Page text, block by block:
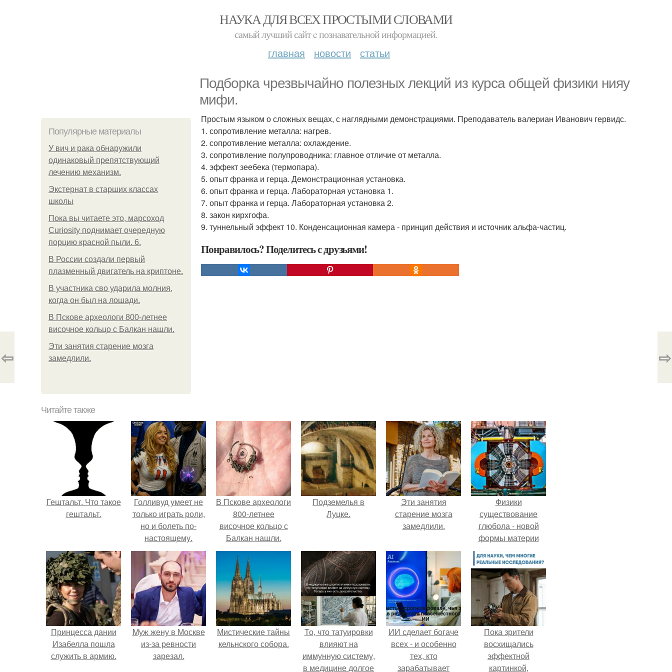
НАУКА ДЛЯ ВСЕХ ПРОСТЫМИ СЛОВАМИ
самый лучший сайт c познавательной информацией.
главная новости статьи
Подборка чрезвычайно полезных лекций из курса общей физики нияу
мифи.
Популярные материалы
У вич и рака обнаружили
одинаковый препятствующий
лечению механизм.
Экстернат в старших классах
школы
Пока вы читаете это, марсоход
Curiosity поднимает очередную
порцию красной пыли. 6.
В России создали первый
плазменный двигатель на криптоне.
В участника сво ударила молния,
когда он был на лошади.
В Пскове археологи 800-летнее
височное кольцо с Балкан нашли.
Эти занятия старение мозга
замедлили.
Простым языком о сложных вещах, с наглядными демонстрациями. Преподаватель валериан Иванович гервидс.
1. сопротивление металла: нагрев.
2. сопротивление металла: охлаждение.
3. сопротивление полупроводника: главное отличие от металла.
4. эффект зеебека (термопара).
5. опыт франка и герца. Демонстрационная установка.
6. опыт франка и герца. Лабораторная установка 1.
7. опыт франка и герца. Лабораторная установка 2.
8. закон кирхгофа.
9. туннельный эффект 10. Конденсационная камера - принцип действия и источник альфа-частиц.
Понравилось? Поделитесь с друзьями!
⇦ ⇨
Читайте также
Гештальт. Что такое
гештальт.
Голливуд умеет не
только играть роли,
но и болеть по-
настоящему.
В Пскове археологи
800-летнее
височное кольцо с
Балкан нашли.
Подземелья в
Луцке.
Эти занятия
старение мозга
замедлили.
Физики
существование
глюбола - новой
формы материи
Принцесса дании
Изабелла пошла
служить в армию.
Mуж жену в Москве
из-за ревности
зарезал.
Мистические тайны
кельнского собора.
То, что татуировки
влияют на
иммунную систему,
в медицине долгое
ИИ сделает богаче
всех - и особенно
тех, кто
зарабатывает
Пока зрители
восхищались
эффектной
картинкой,